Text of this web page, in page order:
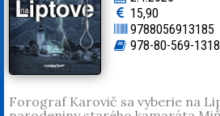
časopise Dotyky, má blogy na SME
15,90
9788056913185
978-80-569-
Forograf Karovič sa vyberie na